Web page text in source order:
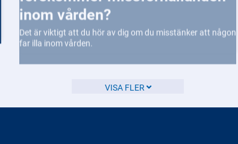
Det är viktigt att du hör av dig om du misstänker att någon
far illa inom vården.
VISA FLER